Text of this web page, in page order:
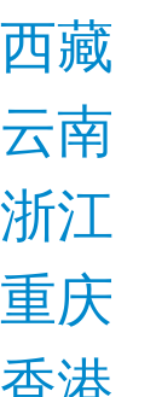
西藏
云南
浙江
重庆
香港